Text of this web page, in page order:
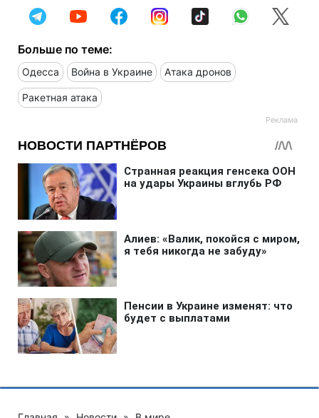
Больше по теме:
Одесса Война в Украине Атака дронов
Ракетная атака